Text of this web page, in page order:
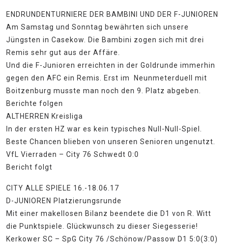
ENDRUNDENTURNIERE DER BAMBINI UND DER F-JUNIOREN
Am Samstag und Sonntag bewährten sich unsere
Jüngsten in Casekow. Die Bambini zogen sich mit drei
Remis sehr gut aus der Affäre.
Und die F-Junioren erreichten in der Goldrunde immerhin
gegen den AFC ein Remis. Erst im Neunmeterduell mit
Boitzenburg musste man noch den 9. Platz abgeben.
Berichte folgen
ALTHERREN Kreisliga
In der ersten HZ war es kein typisches Null-Null-Spiel.
Beste Chancen blieben von unseren Senioren ungenutzt.
VfL Vierraden – City 76 Schwedt 0:0
Bericht folgt
CITY ALLE SPIELE 16.-18.06.17
D-JUNIOREN Platzierungsrunde
Mit einer makellosen Bilanz beendete die D1 von R. Witt
die Punktspiele. Glückwunsch zu dieser Siegesserie!
Kerkower SC – SpG City 76 /Schönow/Passow D1 5:0(3:0)